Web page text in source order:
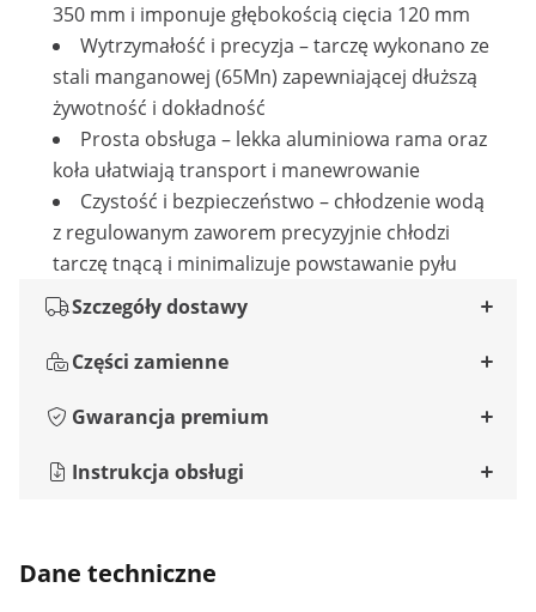
350 mm i imponuje głębokością cięcia 120 mm
Wytrzymałość i precyzja – tarczę wykonano ze
stali manganowej (65Mn) zapewniającej dłuższą
żywotność i dokładność
Prosta obsługa – lekka aluminiowa rama oraz
koła ułatwiają transport i manewrowanie
Czystość i bezpieczeństwo – chłodzenie wodą
z regulowanym zaworem precyzyjnie chłodzi
tarczę tnącą i minimalizuje powstawanie pyłu
Szczegóły dostawy
Części zamienne
Gwarancja premium
Instrukcja obsługi
Dane techniczne